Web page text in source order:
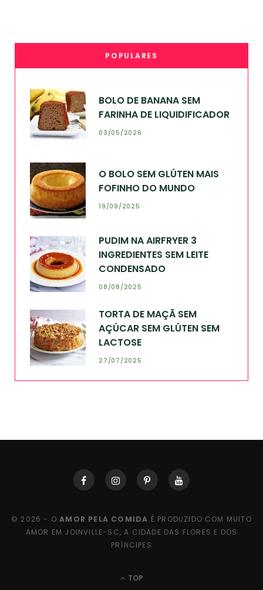
POPULARES
BOLO DE BANANA SEM
FARINHA DE LIQUIDIFICADOR
03/05/2026
O BOLO SEM GLÚTEN MAIS
FOFINHO DO MUNDO
19/09/2025
PUDIM NA AIRFRYER 3
INGREDIENTES SEM LEITE
CONDENSADO
08/08/2025
TORTA DE MAÇÃ SEM
AÇÚCAR SEM GLÚTEN SEM
LACTOSE
27/07/2025
© 2026 - OAMOR PELA COMIDA É PRODUZIDO COM MUITO
AMOR EM JOINVILLE-SC, A CIDADE DAS FLORES E DOS
PRÍNCIPES
TOP